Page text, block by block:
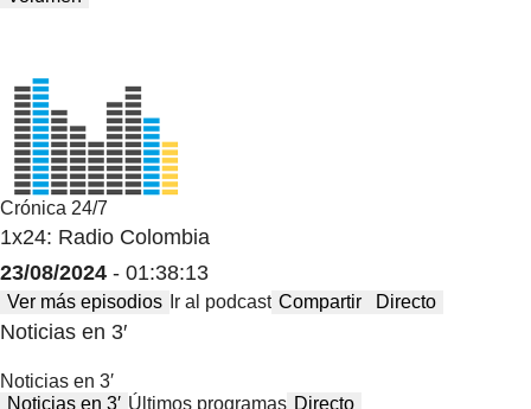
Crónica 24/7
1x24: Radio Colombia
23/08/2024 - 01:38:13
Ver más episodios Ir al podcast Compartir Directo
Noticias en 3′
Noticias en 3′
Noticias en 3′ Últimos programas Directo